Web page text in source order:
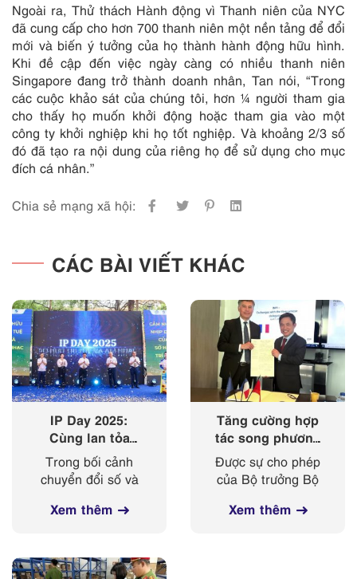
Ngoài ra, Thử thách Hành động vì Thanh niên của NYC
đã cung cấp cho hơn 700 thanh niên một nền tảng để đổi
mới và biến ý tưởng của họ thành hành động hữu hình.
Khi đề cập đến việc ngày càng có nhiều thanh niên
Singapore đang trở thành doanh nhân, Tan nói, “Trong
các cuộc khảo sát của chúng tôi, hơn ¼ người tham gia
cho thấy họ muốn khởi động hoặc tham gia vào một
công ty khởi nghiệp khi họ tốt nghiệp. Và khoảng 2/3 số
đó đã tạo ra nội dung của riêng họ để sử dụng cho mục
đích cá nhân.”
Chia sẻ mạng xã hội:
CÁC BÀI VIẾT KHÁC
IP Day 2025:
Cùng lan tỏa
‘nhịp điệu’ của
sở hữu trí tuệ
trong kỷ nguyên
số
Trong bối cảnh
chuyển đổi số và
nghiệp 4.0 diễn ra
đóng vai trò then
Xem thêm
Tăng cường hợp
tác song phương
giữa Cục Sở hữu
trí tuệ với Viện
Sở hữu công
nghiệp Cộng
Được sự cho phép
của Bộ trưởng Bộ
Công nghệ, từ
Xem thêm